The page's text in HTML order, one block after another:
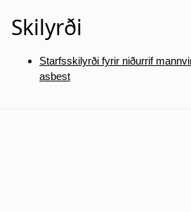
Skilyrði
Starfsskilyrði fyrir niðurrif
asbest